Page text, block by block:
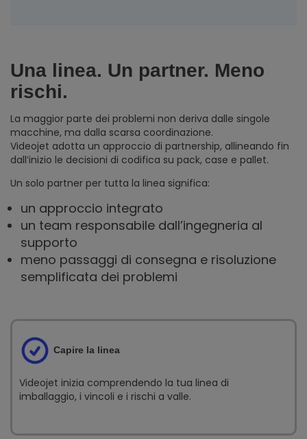
Una linea. Un partner. Meno
rischi.
La maggior parte dei problemi non deriva dalle singole
macchine, ma dalla scarsa coordinazione.
Videojet adotta un approccio di partnership, allineando fin
dall’inizio le decisioni di codifica su pack, case e pallet.
Un solo partner per tutta la linea significa:
un approccio integrato
un team responsabile dall’ingegneria al
supporto
meno passaggi di consegna e risoluzione
semplificata dei problemi
Capire la linea
Videojet inizia comprendendo la tua linea di
imballaggio, i vincoli e i rischi a valle.